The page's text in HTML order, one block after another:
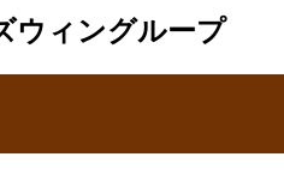
ウィングループ